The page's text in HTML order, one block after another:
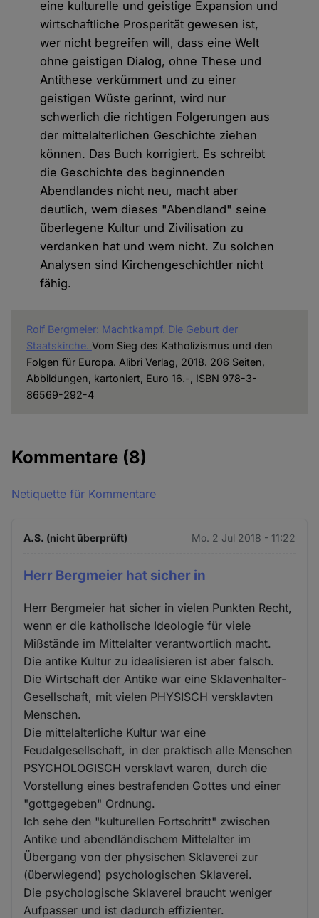
eine kulturelle und geistige Expansion und
wirtschaftliche Prosperität gewesen ist,
wer nicht begreifen will, dass eine Welt
ohne geistigen Dialog, ohne These und
Antithese verkümmert und zu einer
geistigen Wüste gerinnt, wird nur
schwerlich die richtigen Folgerungen aus
der mittelalterlichen Geschichte ziehen
können. Das Buch korrigiert. Es schreibt
die Geschichte des beginnenden
Abendlandes nicht neu, macht aber
deutlich, wem dieses "Abendland" seine
überlegene Kultur und Zivilisation zu
verdanken hat und wem nicht. Zu solchen
Analysen sind Kirchengeschichtler nicht
fähig.
Rolf Bergmeier: Machtkampf. Die Geburt der
Staatskirche. Vom Sieg des Katholizismus und den
Folgen für Europa. Alibri Verlag, 2018. 206 Seiten,
Abbildungen, kartoniert, Euro 16.-, ISBN 978-3-
86569-292-4
Kommentare (8)
Netiquette für Kommentare
A.S. (nicht überprüft) Mo. 2 Jul 2018 - 11:22
Herr Bergmeier hat sicher in
Herr Bergmeier hat sicher in vielen Punkten Recht,
wenn er die katholische Ideologie für viele
Mißstände im Mittelalter verantwortlich macht.
Die antike Kultur zu idealisieren ist aber falsch.
Die Wirtschaft der Antike war eine Sklavenhalter-
Gesellschaft, mit vielen PHYSISCH versklavten
Menschen.
Die mittelalterliche Kultur war eine
Feudalgesellschaft, in der praktisch alle Menschen
PSYCHOLOGISCH versklavt waren, durch die
Vorstellung eines bestrafenden Gottes und einer
"gottgegeben" Ordnung.
Ich sehe den "kulturellen Fortschritt" zwischen
Antike und abendländischem Mittelalter im
Übergang von der physischen Sklaverei zur
(überwiegend) psychologischen Sklaverei.
Die psychologische Sklaverei braucht weniger
Aufpasser und ist dadurch effizienter.